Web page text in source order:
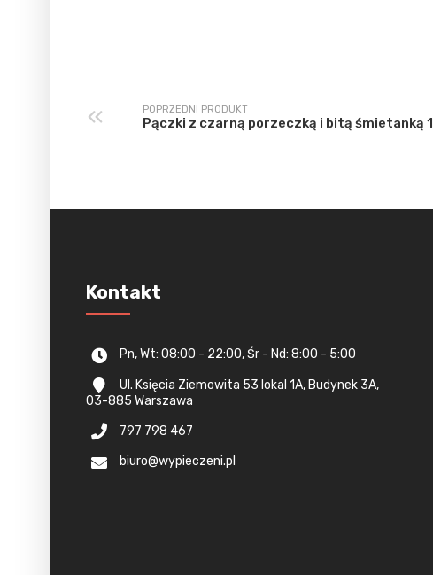
POPRZEDNI PRODUKT
Pączki z czarną porzeczką i bitą śmietanką
Kontakt
Pn, Wt: 08:00 - 22:00, Śr - Nd: 8:00 - 5:00
Ul. Księcia Ziemowita 53 lokal 1A, Budynek 3A,
03-885 Warszawa
797 798 467
biuro@wypieczeni.pl